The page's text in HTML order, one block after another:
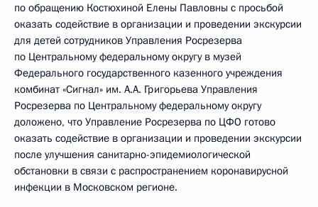
по обращению Костюхиной Елены Павловны с просьбой
оказать содействие в организации и проведении экскурсии
для детей сотрудников Управления Росрезерва
по Центральному федеральному округу в музей
Федерального государственного казенного учреждения
комбинат «Сигнал» им. А.А. Григорьева Управления
Росрезерва по Центральному федеральному округу
доложено, что Управление Росрезерва по ЦФО готово
оказать содействие в организации и проведении экскурсии
после улучшения санитарно-эпидемиологической
обстановки в связи с распространением коронавирусной
инфекции в Московском регионе.